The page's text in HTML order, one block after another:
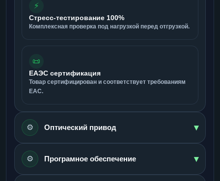
⚡
Стресс-тестирование 100%
Комплексная проверка под нагрузкой перед отгрузкой.
📜
ЕАЭС сертификация
Товар сертифицирован и соответствует требованиям
ЕАС.
⚙️ Оптический привод ▾
⚙️ Програмное обеспечение ▾